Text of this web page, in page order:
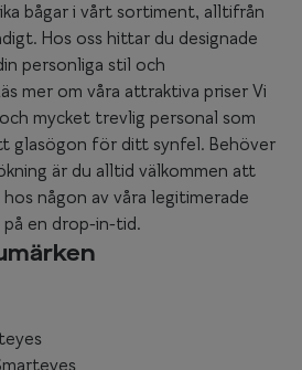
bågar i vårt sortiment, alltifrån
Hos oss hittar du designade
personliga stil och
mer om våra attraktiva priser Vi
mycket trevlig personal som
glasögon för ditt synfel. Behöver
är du alltid välkommen att
någon av våra legitimerade
en drop-in-tid.